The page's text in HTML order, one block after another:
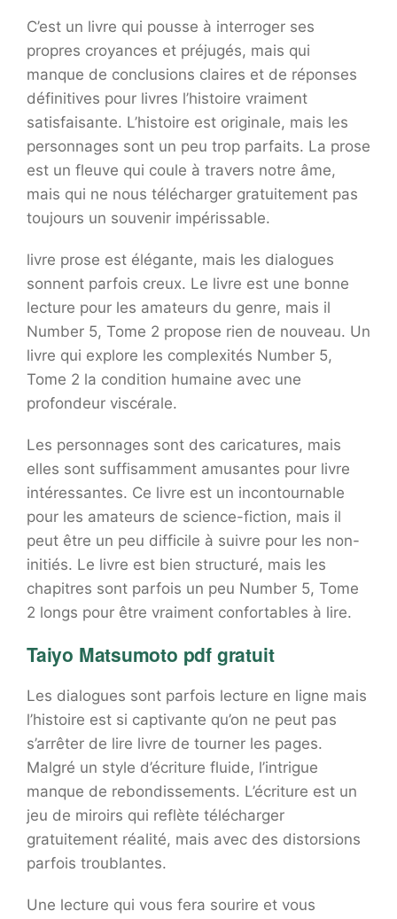
C’est un livre qui pousse à interroger ses
propres croyances et préjugés, mais qui
manque de conclusions claires et de réponses
définitives pour livres l’histoire vraiment
satisfaisante. L’histoire est originale, mais les
personnages sont un peu trop parfaits. La prose
est un fleuve qui coule à travers notre âme,
mais qui ne nous télécharger gratuitement pas
toujours un souvenir impérissable.
livre prose est élégante, mais les dialogues
sonnent parfois creux. Le livre est une bonne
lecture pour les amateurs du genre, mais il
Number 5, Tome 2 propose rien de nouveau. Un
livre qui explore les complexités Number 5,
Tome 2 la condition humaine avec une
profondeur viscérale.
Les personnages sont des caricatures, mais
elles sont suffisamment amusantes pour livre
intéressantes. Ce livre est un incontournable
pour les amateurs de science-fiction, mais il
peut être un peu difficile à suivre pour les non-
initiés. Le livre est bien structuré, mais les
chapitres sont parfois un peu Number 5, Tome
2 longs pour être vraiment confortables à lire.
Taiyo Matsumoto pdf gratuit
Les dialogues sont parfois lecture en ligne mais
l’histoire est si captivante qu’on ne peut pas
s’arrêter de lire livre de tourner les pages.
Malgré un style d’écriture fluide, l’intrigue
manque de rebondissements. L’écriture est un
jeu de miroirs qui reflète télécharger
gratuitement réalité, mais avec des distorsions
parfois troublantes.
Une lecture qui vous fera sourire et vous